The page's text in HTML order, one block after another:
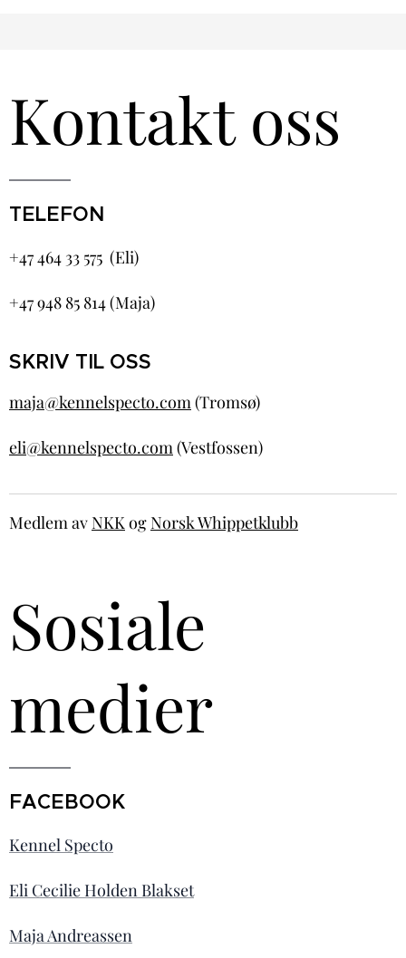
Kontakt oss
TELEFON
+47 464 33 575 (Eli)
+47 948 85 814 (Maja)
SKRIV TIL OSS
maja@kennelspecto.com(Tromsø)
eli@kennelspecto.com(Vestfossen)
Medlem av NKKog Norsk Whippetklubb
Sosiale
medier
FACEBOOK
Kennel Specto
Eli Cecilie Holden Blakset
Maja Andreassen